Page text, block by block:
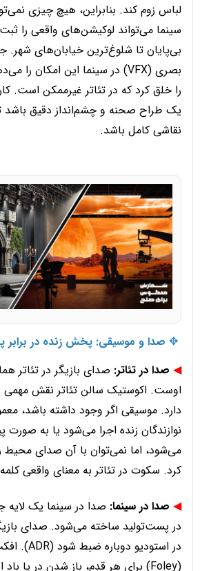
لباس زوم کند. بنابراین، هیچ چیزی
سینما می‌تواند لوکیشن‌های واقعی را
بی‌پایان تا شلوغ‌ترین خیابان‌های شهر.
بصری (VFX)
در سینما این امکان را
را خلق کرد که در تئاتر غیرممکن است.
یک طراح صحنه و چشم‌انداز دقیق باشد
نقاشی کامل باشد.
✥ صدا و موسیقی: پخش زنده در برابر
◀ صدا در تئاتر: صدای بازیگر در تئاتر
اوست. اکوستیک سالن تئاتر نقش مهمی
دارد. موسیقی اگر وجود داشته باشد،
نوازندگان زنده اجرا می‌شود یا به
می‌شود، اما نمی‌توان با آن صدای محیط
کرد. سکوت در تئاتر به معنای واقعی
◀ صدا در سینما: صدا در سینما یک لایه
در پست‌تولید ساخته می‌شود. صدای
در استودیو دوباره ضبط شود (ADR).
(Foley)
برای هر قدم، باز شدن در یا